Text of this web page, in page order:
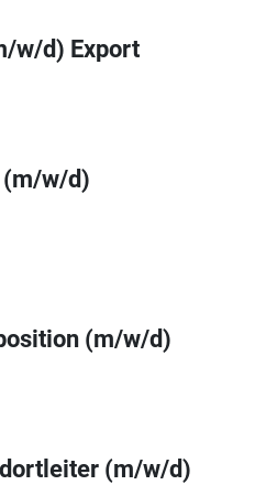
w/d) Export
w/d)
(m/w/d)
(m/w/d)